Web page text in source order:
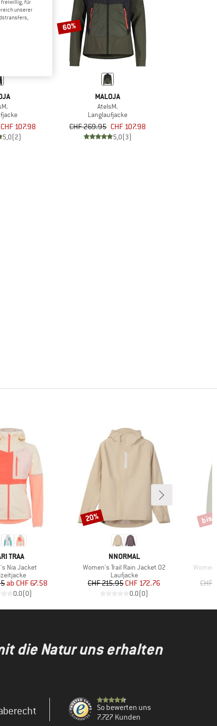
CHF 107.98
5,0(2)
60%
MALOJA
AtelsM.
Langlaufjacke
CHF 269.95 CHF 107.98
5,0(3)
TRAA
Nia Jacket
Preis
reduzierter Preis
ab CHF 67.58
0.0(0)
MARKE
NNORMAL
Artikel
Women's Trail Rain Jacket 02
Produktgruppe
Laufjacke
Preis
CHF 215.95reduzierter Preis
CHF 172.76
0.0(0)
Rabatt
20%
Artikel
CHF
bis
die Natur uns erhalten
So bewerten uns
7.727 Kunden
freiwillig, für
unserer